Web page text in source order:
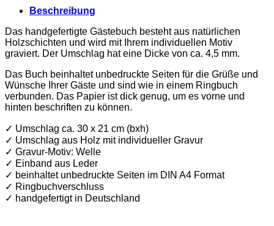
Beschreibung
Das handgefertigte Gästebuch besteht aus natürlichen
Holzschichten und wird mit Ihrem individuellen Motiv
graviert. Der Umschlag hat eine Dicke von ca. 4,5 mm.
Das Buch beinhaltet unbedruckte Seiten für die Grüße und
Wünsche Ihrer Gäste und sind wie in einem Ringbuch
verbunden. Das Papier ist dick genug, um es vorne und
hinten beschriften zu können.
✓ Umschlag ca. 30 x 21 cm (bxh)
✓ Umschlag aus Holz mit individueller Gravur
✓ Gravur-Motiv: Welle
✓ Einband aus Leder
✓ beinhaltet unbedruckte Seiten im DIN A4 Format
✓ Ringbuchverschluss
✓ handgefertigt in Deutschland